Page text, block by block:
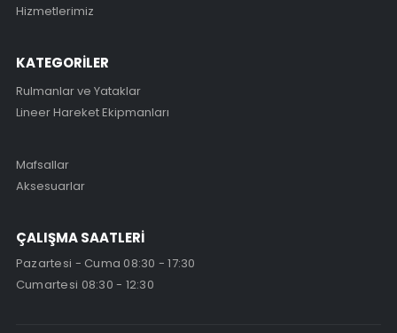
Hizmetlerimiz
KATEGORİLER
Rulmanlar ve Yataklar
Lineer Hareket Ekipmanları
Mafsallar
Aksesuarlar
ÇALIŞMA SAATLERİ
Pazartesi - Cuma 08:30 - 17:30
Cumartesi 08:30 - 12:30